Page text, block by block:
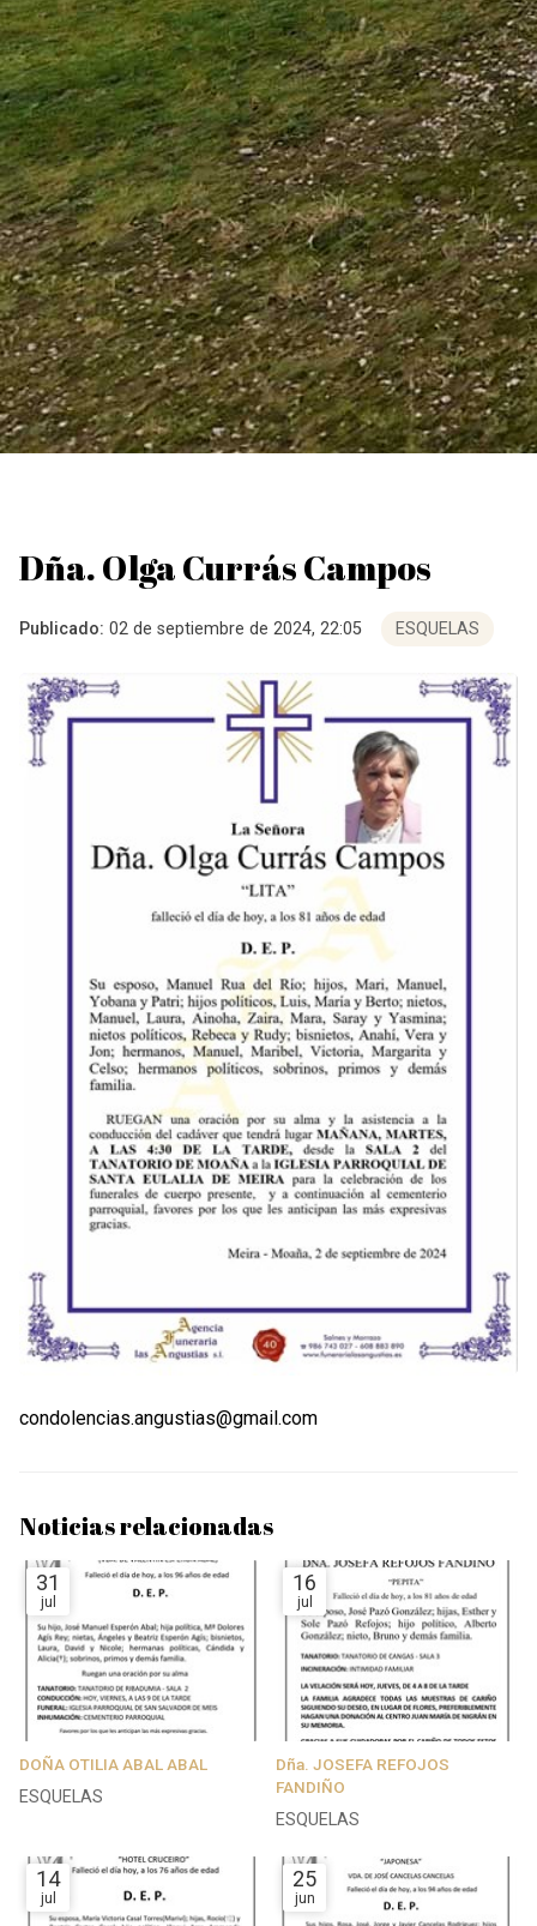
Dña. Olga Currás Campos
Publicado: 02 de septiembre de 2024, 22:05 ESQUELAS
condolencias.angustias@gmail.com
Noticias relacionadas
31
jul
DOÑA OTILIA ABAL ABAL
ESQUELAS
16
jul
Dña. JOSEFA REFOJOS
FANDIÑO
ESQUELAS
14
jul
25
jun